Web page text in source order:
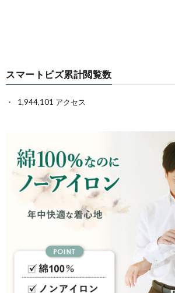
スマートビズ累計閲覧数
1,944,101 アクセス